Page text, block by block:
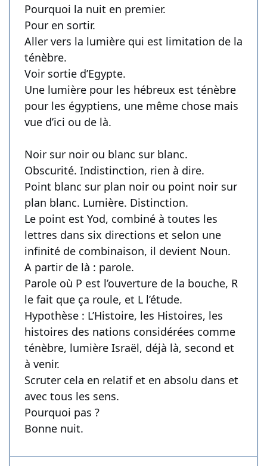
Pourquoi la nuit en premier.
Pour en sortir.
Aller vers la lumière qui est limitation de la
ténèbre.
Voir sortie d’Egypte.
Une lumière pour les hébreux est ténèbre
pour les égyptiens, une même chose mais
vue d’ici ou de là.
Noir sur noir ou blanc sur blanc.
Obscurité. Indistinction, rien à dire.
Point blanc sur plan noir ou point noir sur
plan blanc. Lumière. Distinction.
Le point est Yod, combiné à toutes les
lettres dans six directions et selon une
infinité de combinaison, il devient Noun.
A partir de là : parole.
Parole où P est l’ouverture de la bouche, R
le fait que ça roule, et L l’étude.
Hypothèse : L’Histoire, les Histoires, les
histoires des nations considérées comme
ténèbre, lumière Israël, déjà là, second et
à venir.
Scruter cela en relatif et en absolu dans et
avec tous les sens.
Pourquoi pas ?
Bonne nuit.